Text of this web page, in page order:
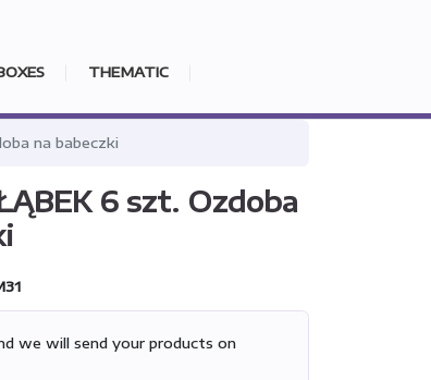
THEMATIC
na babeczki
6 szt. Ozdoba
we will send your products on